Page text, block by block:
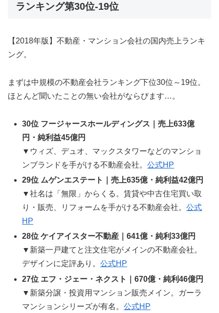
ランキング第30位-19位
【2018年版】不動産・マンション会社の国内売上ランキ
ング。
まずは中規模の不動産会社ランキング下位30位～19位。
ほとんど聞いたことの無い会社がならびます…。
30位 フージャースホールディングス｜売上633億
円・純利益45億円
▼ウィズ、デュオ、マックスタワーなどのマンショ
ンブランドを手がける不動産会社。公式HP
29位 ムゲンエステート｜売上635億・純利益42億円
▼社名は「無限」からくる。賃貸や中古住宅買い取
り・販売、リフォームを手がける不動産会社。公式
HP
28位 ケイアイスター不動産｜641億・純利33億円
▼新築一戸建てと注文住宅がメインの不動産会社。
デザインに定評あり。公式HP
27位 エフ・ジェー・ネクスト｜670億・純利46億円
▼新築分譲・投資用マンション販売メイン。ガーラ
マンションシリーズが有名。公式HP